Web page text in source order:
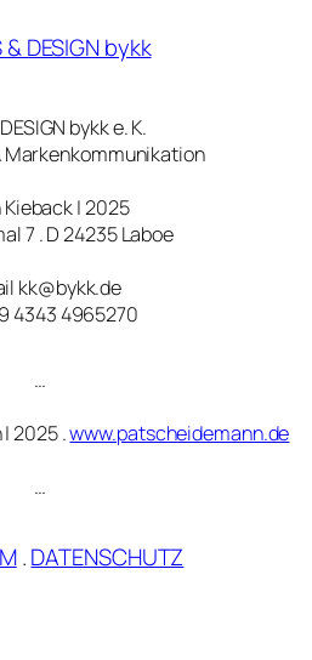
bykk e. K.
Markenkommunikation
Kieback | 2025
7 . D 24235 Laboe
kk@bykk.de
4343 4965270
…
| 2025 .www.patscheidemann.de
…
.DATENSCHUTZ